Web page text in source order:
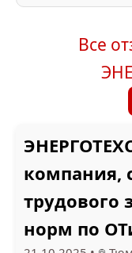
Все
компания,
трудового
норм по